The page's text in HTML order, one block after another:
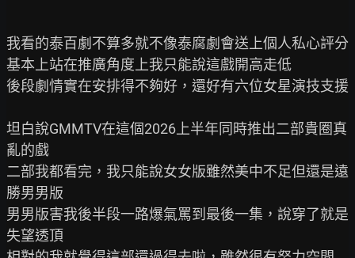
我看的泰百劇不算多就不像泰腐劇會送上個人私心評分
基本上站在推廣角度上我只能說這戲開高走低
後段劇情實在安排得不夠好，還好有六位女星演技支援
坦白說GMMTV在這個2026上半年同時推出二部貴圈真
亂的戲
二部我都看完，我只能說女女版雖然美中不足但還是遠
勝男男版
男男版害我後半段一路爆氣罵到最後一集，說穿了就是
失望透頂